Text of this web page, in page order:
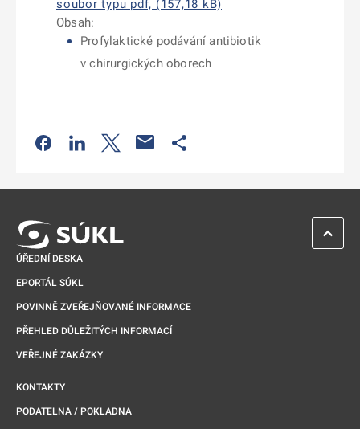
soubor typu pdf, (157,18 kB)
Obsah:
Profylaktické podávání antibiotik
v chirurgických oborech
Odkaz se otevře na nové kartě
Odkaz se otevře na nové kartě
Odkaz se otevře na nové kartě
ÚŘEDNÍ DESKA
EPORTÁL SÚKL
POVINNĚ ZVEŘEJŇOVANÉ INFORMACE
PŘEHLED DŮLEŽITÝCH INFORMACÍ
VEŘEJNÉ ZAKÁZKY
KONTAKTY
PODATELNA / POKLADNA
ZPĚT